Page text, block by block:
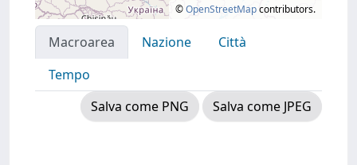
©OpenStreetMapcontributors.
Macroarea Nazione
Città
Tempo
Salva come PNG
Salva come JPEG